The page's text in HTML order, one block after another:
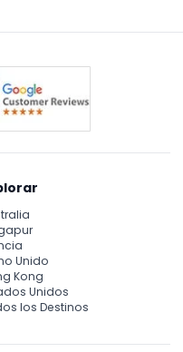
Unido
Kong
Unidos
los Destinos